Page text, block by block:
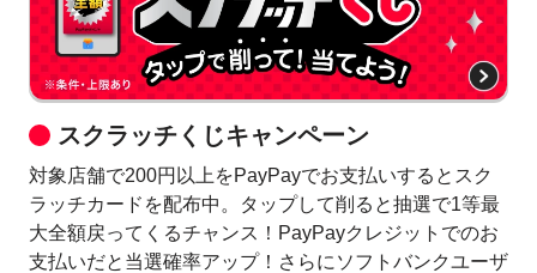
スクラッチくじキャンペーン
対象店舗で200円以上をPayPayでお支払いするとスク
ラッチカードを配布中。タップして削ると抽選で1等最
大全額戻ってくるチャンス！PayPayクレジットでのお
支払いだと当選確率アップ！さらにソフトバンクユーザ